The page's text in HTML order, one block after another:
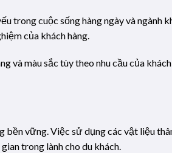
trong cuộc sống hàng ngày và ngành
của khách hàng.
và màu sắc tùy theo nhu cầu của
bền vững. Việc sử dụng các vật liệu
trong lành cho du khách.